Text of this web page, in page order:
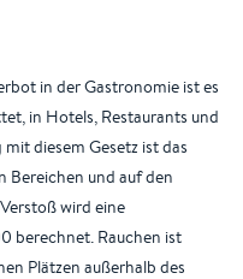
in der Gastronomie ist es
in Hotels, Restaurants und
diesem Gesetz ist das
Bereichen und auf den
wird eine
berechnet. Rauchen ist
Plätzen außerhalb des